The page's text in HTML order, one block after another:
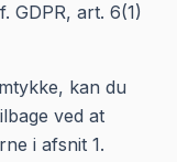
GDPR, art. 6(1)
kan du
ved at
i afsnit 1.